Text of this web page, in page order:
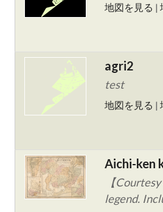
地図を見る |
agri2
test
地図を見る |
Aichi-ken
【
legend.